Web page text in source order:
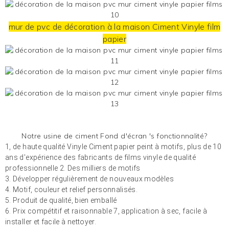
mur de pvc de décoration à la maison Ciment Vinyle film
papier
Notre usine de ciment Fond d'écran 's fonctionnalité?
1, de haute qualitéVinyle Ciment papier peint à motifs, plus de 10
ans d'expérience des fabricants de films vinyle de qualité
professionnelle 2. Des milliers de motifs
3. Développer régulièrement de nouveaux modèles
4. Motif, couleur et relief personnalisés.
5. Produit de qualité, bien emballé
6. Prix ​​compétitif et raisonnable 7, application à sec, facile à
installer et facile à nettoyer.